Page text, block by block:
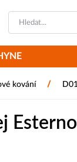
kování /
Esterno